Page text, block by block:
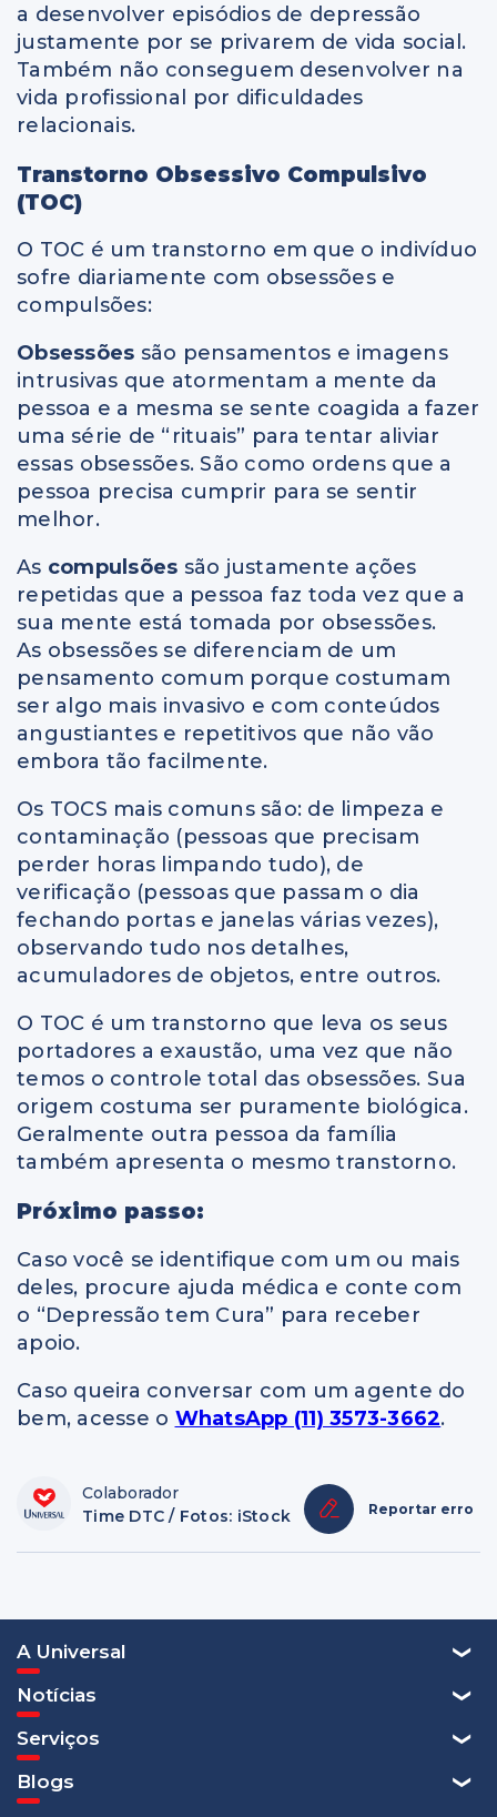
a desenvolver episódios de depressão
justamente por se privarem de vida social.
Também não conseguem desenvolver na
vida profissional por dificuldades
relacionais.
Transtorno Obsessivo Compulsivo
(TOC)
O TOC é um transtorno em que o indivíduo
sofre diariamente com obsessões e
compulsões:
Obsessões são pensamentos e imagens
intrusivas que atormentam a mente da
pessoa e a mesma se sente coagida a fazer
uma série de “rituais” para tentar aliviar
essas obsessões. São como ordens que a
pessoa precisa cumprir para se sentir
melhor.
As compulsões são justamente ações
repetidas que a pessoa faz toda vez que a
sua mente está tomada por obsessões.
As obsessões se diferenciam de um
pensamento comum porque costumam
ser algo mais invasivo e com conteúdos
angustiantes e repetitivos que não vão
embora tão facilmente.
Os TOCS mais comuns são: de limpeza e
contaminação (pessoas que precisam
perder horas limpando tudo), de
verificação (pessoas que passam o dia
fechando portas e janelas várias vezes),
observando tudo nos detalhes,
acumuladores de objetos, entre outros.
O TOC é um transtorno que leva os seus
portadores a exaustão, uma vez que não
temos o controle total das obsessões. Sua
origem costuma ser puramente biológica.
Geralmente outra pessoa da família
também apresenta o mesmo transtorno.
Próximo passo:
Caso você se identifique com um ou mais
deles, procure ajuda médica e conte com
o “Depressão tem Cura” para receber
apoio.
Caso queira conversar com um agente do
bem, acesse o WhatsApp (11) 3573-3662.
Colaborador
Time DTC / Fotos: iStock
Reportar erro
A Universal
Notícias
Serviços
Blogs